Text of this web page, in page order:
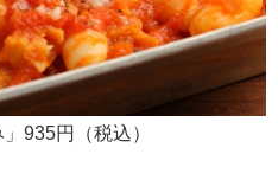
935円（税込）